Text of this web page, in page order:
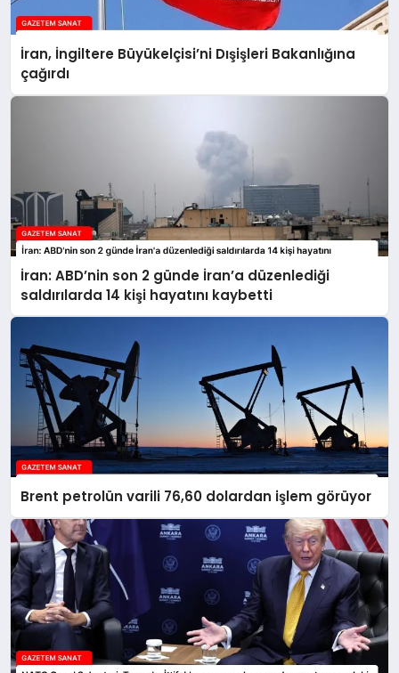
İran, İngiltere Büyükelçisi’ni Dışişleri Bakanlığına
çağırdı
İran: ABD’nin son 2 günde İran’a düzenlediği
saldırılarda 14 kişi hayatını kaybetti
Brent petrolün varili 76,60 dolardan işlem görüyor